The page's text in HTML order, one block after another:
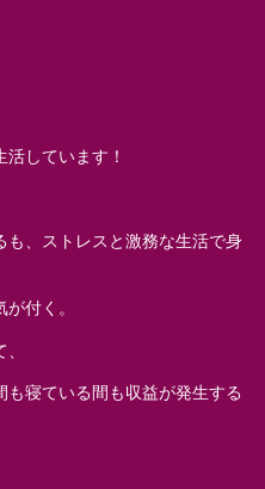
しています！
、ストレスと激務な生活で身
付く。
も寝ている間も収益が発生する